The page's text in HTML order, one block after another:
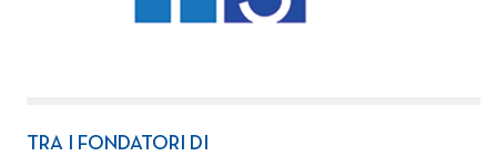
TRA I FONDATORI DI